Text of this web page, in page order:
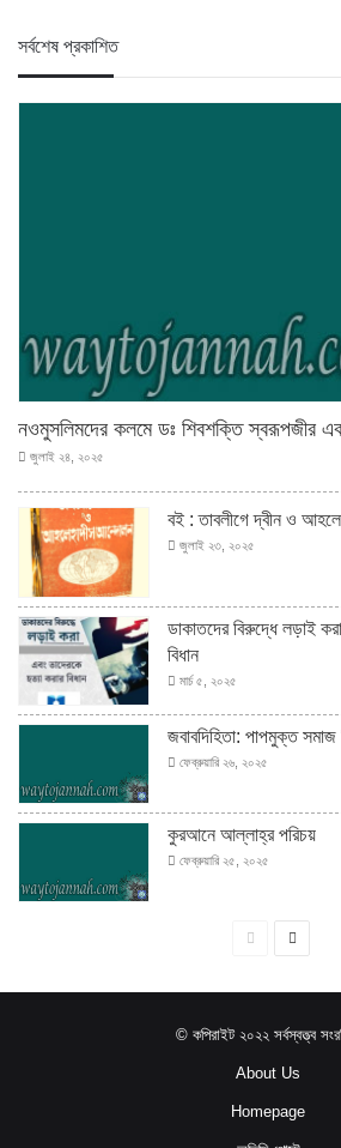
স‍র্বশেষ প্রকাশিত
নওমুসলিমদের কলমে ডঃ শিবশক্তি স্বরূপজীর
জুলাই ২৪, ২০২৫
বই : তাবলীগে দ্বীন ও
জুলাই ২৩, ২০২৫
ডাকাতদের বিরুদ্ধে লড়াই
বিধান
মার্চ ৫, ২০২৫
জবাবদিহিতা: পাপমুক্ত সমাজ
ফেব্রুয়ারি ২৬, ২০২৫
কুরআনে আল্লাহ্‌র পরিচয়
ফেব্রুয়ারি ২৫, ২০২৫
পূর্বের
পরবর্তী
© কপিরাইট ২০২২ সর্বস্বত্ত্ব
About Us
Homepage